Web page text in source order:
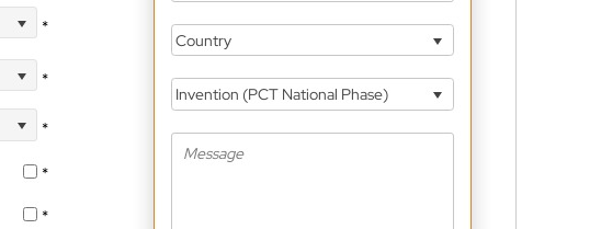
*
*
*
*
*
Country
Invention (PCT National Phase)